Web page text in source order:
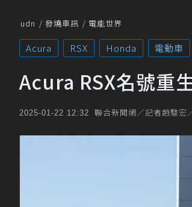
udn 發燒車訊 電能世界
Acura RSX Honda 電動車
Acura RSX名號重
2025-01-22 12:32 聯合新聞網／記者趙駿宏